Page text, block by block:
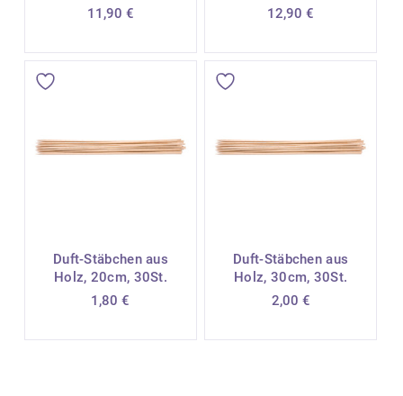
11,90 €
12,90€
Duft-Stäbchen aus
Holz, 20cm, 30St.
1,80€
Duft-Stäbchen aus
Holz, 30cm, 30St.
2,00 €